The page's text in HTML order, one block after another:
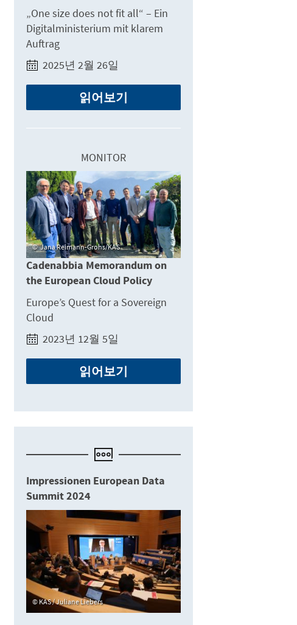
„One size does not fit all“ – Ein
Digitalministerium mit klarem
Auftrag
2025년 2월 26일
읽어보기
MONITOR
Jana Reimann-Grohs/KAS
Cadenabbia Memorandum on
the European Cloud Policy
Europe’s Quest for a Sovereign
Cloud
2023년 12월 5일
읽어보기
Impressionen European Data
Summit 2024
KAS / Juliane Liebers